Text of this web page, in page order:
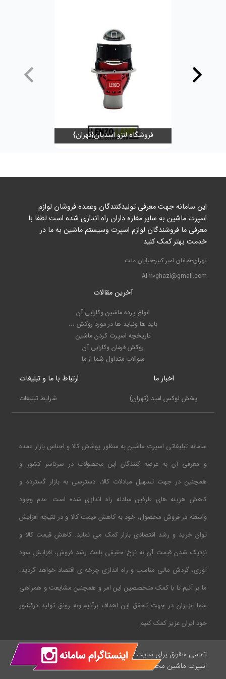
فروشگاه لنزو اسدیان{تهران}
این سامانه جهت معرفی تولیدکنندگان وعمده فروشان لوازم
اسپرت ماشین به سایر مغازه داران راه اندازی شده است لطفا با
معرفی ما فروشندگان لوازم اسپرت وسیستم ماشین به ما در
خدمت بهتر کمک کنید
تهران-خیابان امیر کبیر-خیابان ملت
Ali110ghazi@gmail.com
آخرین مقالات
انواع پرده ماشین وکارایی آن
باید ها ونباید ها در مورد روکش ...
تاریخچه اسپرت کردن ماشین
روکش فرمان وکارایی آن
سوالات متداول شما از ما
اخبار ما
پخش لوکس امید (تهران)
ارتباط با ما و تبلیغات
شرایط تبلیغات
سامانه تبلیغاتی اسپرت ماشین به منظور پوشش کالا و اجناس بازار عمده
و معرفی آن به عرضه کنندگان این محصولات در سرتاسر کشور و
همچنین در جهت تسهیل مبادلات کالا، دسترسی به بازار گسترده و
کاهش هزینه های طرفین مبادله راه اندازی شده است. عدم وجود
واسطه در فروش محصول، خود به کاهش قیمت کالا و در نتیجه افزایش
توان خرید و رشد اقتصادی بازار کمک می نماید. کاهش قیمت کالا و
نزدیک شدن قیمت آن به نرخ حقیقی باعث رشد فروش، افزایش سود
آوری، گردش مالی مناسب و راه اندازی چرخه ی اقتصاد خواهد گردید.
ما بر آنیم تا با کمک متخصصین این امر و همچنین مشایعت و همراهی
شما عزیزان در جهت تحقق این اهداف برآئیم.وبه رونق تولید درکشور
خود ایران عزیز کمک کنیم
تمامی حقوق برای سایت
اسپرت ماشین محفوظ است.
طراحی شده توسط آریاسیلور